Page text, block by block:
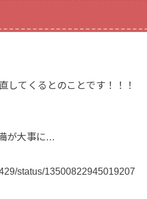
してくるとのことです！！！
が大事に…
status/13500822945019207